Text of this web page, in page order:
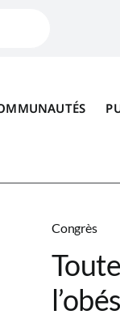
Congrès